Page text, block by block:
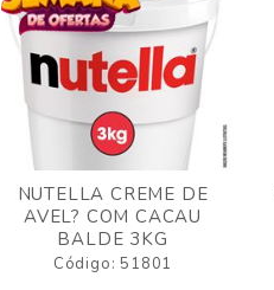
NUTELLA CREME DE
AVEL? COM CACAU
BALDE 3KG
Código: 51801